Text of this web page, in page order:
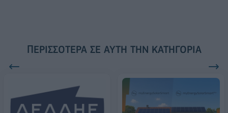
ΠΕΡΙΣΣΌΤΕΡΑ ΣΕ ΑΥΤΉ ΤΗΝ ΚΑΤΗΓΟΡΊΑ